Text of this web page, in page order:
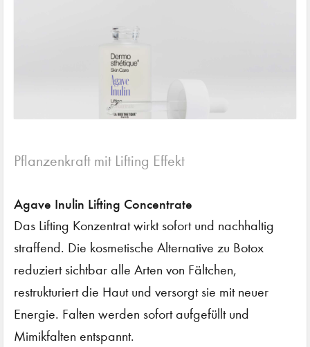
Pflanzenkraft mit Lifting Effekt
Agave Inulin Lifting Concentrate
Das Lifting Konzentrat wirkt sofort und nachhaltig
straffend. Die kosmetische Alternative zu Botox
reduziert sichtbar alle Arten von Fältchen,
restrukturiert die Haut und versorgt sie mit neuer
Energie. Falten werden sofort aufgefüllt und
Mimikfalten entspannt.